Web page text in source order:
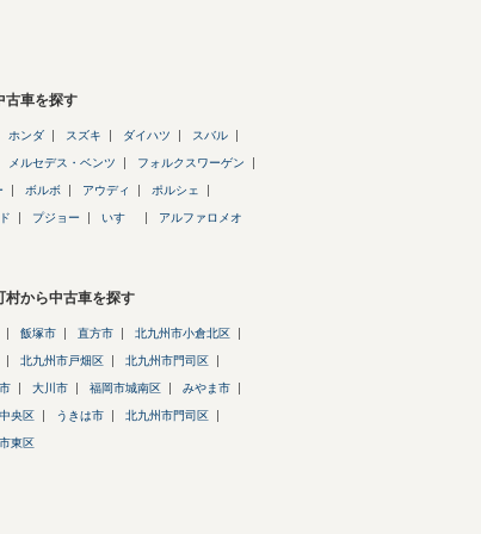
古車を探す
ホンダ スズキ ダイハツ スバル
メルセデス・ベンツ フォルクスワーゲン
ボルボ アウディ ポルシェ
プジョー いすゞ アルファロメオ
村から中古車を探す
飯塚市 直方市 北九州市小倉北区
北九州市戸畑区 北九州市門司区
大川市 福岡市城南区 みやま市
央区 うきは市 北九州市門司区
東区